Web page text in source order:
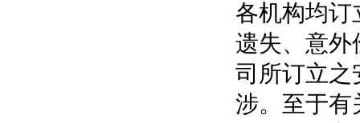
各机构均订
遗失、意外
司所订立之
涉。至于有